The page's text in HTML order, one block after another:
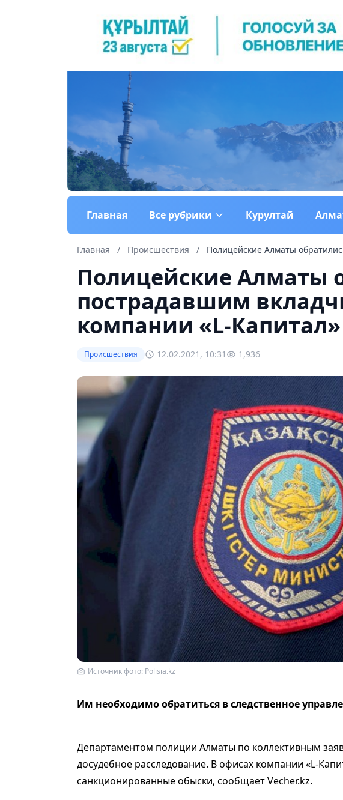
Главная Все рубрики Курултай
Главная / Происшествия / Полицейские Алматы
Полицейские Алматы
пострадавшим
компании «L-Капитал»
Происшествия 12.02.2021, 10:31 1,936
Источник фото: Polisia.kz
Им необходимо обратиться в следственное
Департаментом полиции Алматы по коллективным
досудебное расследование. В офисах компании «L-
санкционированные обыски, сообщает Vecher.kz.